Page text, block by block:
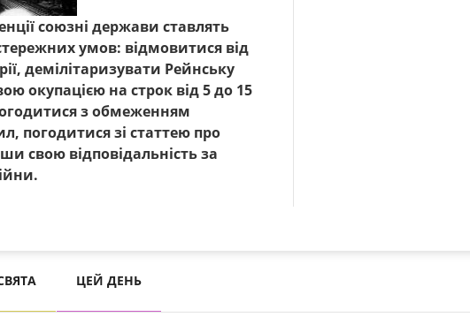
союзні держави ставлять
умов: відмовитися від
демілітаризувати Рейнську
окупацією на строк від 5 до 15
з обмеженням
погодитися зі статтею про
свою відповідальність за
ЦЕЙ ДЕНЬ